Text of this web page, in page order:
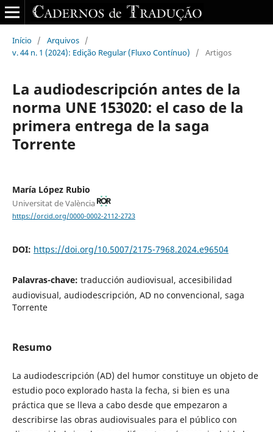
Início / Arquivos /
v. 44 n. 1 (2024): Edição Regular (Fluxo Contínuo)
/ Artigos
La audiodescripción antes de la
norma UNE 153020: el caso de la
primera entrega de la saga
Torrente
María López Rubio
Universitat de València
https://orcid.org/0000-0002-2112-2723
DOI: https://doi.org/10.5007/2175-7968.2024.e96504
Palavras-chave: traducción audiovisual, accesibilidad
audiovisual, audiodescripción, AD no convencional, saga
Torrente
Resumo
La audiodescripción (AD) del humor constituye un objeto de
estudio poco explorado hasta la fecha, si bien es una
práctica que se lleva a cabo desde que empezaron a
describirse las obras audiovisuales para el público con